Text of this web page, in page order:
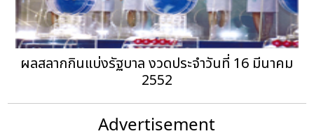
ผลสลากกินแบ่งรัฐบาล งวดประจำวันที่ 16 มีนาคม
2552
Advertisement